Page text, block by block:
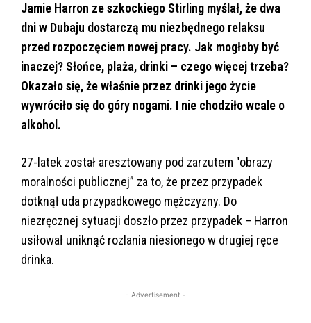
Jamie Harron ze szkockiego Stirling myślał, że dwa
dni w Dubaju dostarczą mu niezbędnego relaksu
przed rozpoczęciem nowej pracy. Jak mogłoby być
inaczej? Słońce, plaża, drinki – czego więcej trzeba?
Okazało się, że właśnie przez drinki jego życie
wywróciło się do góry nogami. I nie chodziło wcale o
alkohol.
27-latek został aresztowany pod zarzutem "obrazy
moralności publicznej” za to, że przez przypadek
dotknął uda przypadkowego mężczyzny. Do
niezręcznej sytuacji doszło przez przypadek – Harron
usiłował uniknąć rozlania niesionego w drugiej ręce
drinka.
- Advertisement -